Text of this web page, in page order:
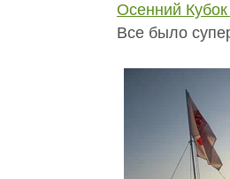
Осенний
Все было